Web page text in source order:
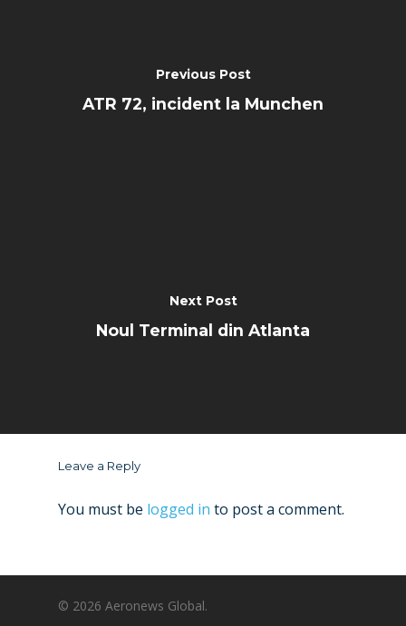
Previous Post
ATR 72, incident la Munchen
Next Post
Noul Terminal din Atlanta
Leave a Reply
You must be logged in to post a comment.
© 2026 Aeronews Global.